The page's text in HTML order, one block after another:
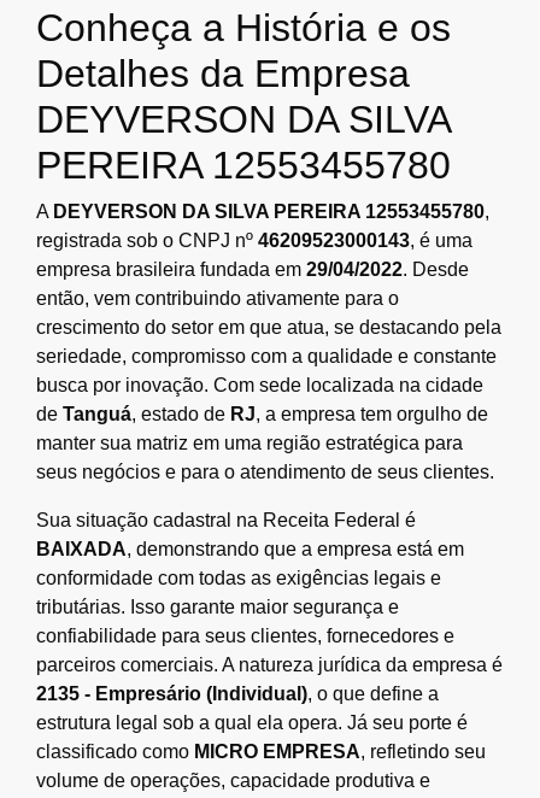
Conheça a História e os
Detalhes da Empresa
DEYVERSON DA SILVA
PEREIRA 12553455780
A DEYVERSON DA SILVA PEREIRA 12553455780,
registrada sob o CNPJ nº 46209523000143, é uma
empresa brasileira fundada em 29/04/2022. Desde
então, vem contribuindo ativamente para o
crescimento do setor em que atua, se destacando pela
seriedade, compromisso com a qualidade e constante
busca por inovação. Com sede localizada na cidade
de Tanguá, estado de RJ, a empresa tem orgulho de
manter sua matriz em uma região estratégica para
seus negócios e para o atendimento de seus clientes.
Sua situação cadastral na Receita Federal é
BAIXADA, demonstrando que a empresa está em
conformidade com todas as exigências legais e
tributárias. Isso garante maior segurança e
confiabilidade para seus clientes, fornecedores e
parceiros comerciais. A natureza jurídica da empresa é
2135 - Empresário (Individual), o que define a
estrutura legal sob a qual ela opera. Já seu porte é
classificado como MICRO EMPRESA, refletindo seu
volume de operações, capacidade produtiva e